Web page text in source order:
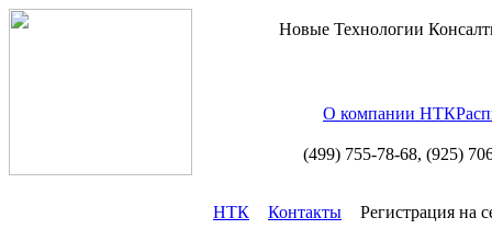
Новые Технологии
О компании НТК
(499) 755-78-68, (925)
НТК Контакты Регистрация на